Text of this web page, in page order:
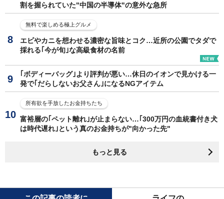
割を握られていた"中国の半導体"の意外な急所
無料で楽しめる極上グルメ
エビやカニを想わせる濃密な旨味とコク…近所の公園でタダで
採れる｢今が旬｣な高級食材の名前
｢ボディーバッグ｣より評判が悪い…休日のイオンで見かける一
発で｢だらしないお父さん｣になるNGアイテム
所有欲を手放したお金持ちたち
富裕層の｢ペット離れ｣が止まらない…｢300万円の血統書付き犬
は時代遅れ｣という真のお金持ちが"向かった先"
もっと見る